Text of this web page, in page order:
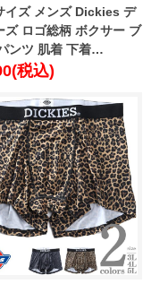
イズ メンズ Dickies デ
ズ ロゴ総柄 ボクサー ブ
ンツ 肌着 下着
税込)